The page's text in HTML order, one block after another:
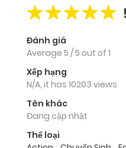
Đánh giá
Average 5 /5 out of 1
Xếp hạng
N/A, it has 10203 views
Tên khác
Đang cập nhật
Thể loại